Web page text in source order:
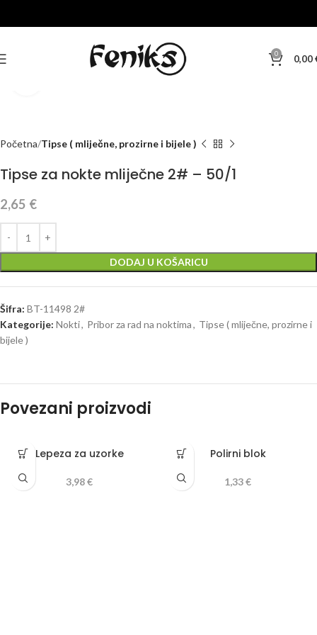
0 0,00
Početna Tipse ( mliječne, prozirne i bijele )
Tipse za nokte mliječne 2# – 50/1
2,65 €
DODAJ U KOŠARICU
Šifra: BT-11498 2#
Kategorije: Nokti, Pribor za rad na noktima, Tipse ( mliječne, prozirne i
bijele )
Povezani proizvodi
Lepeza za uzorke
3,98€
Polirni blok
1,33€